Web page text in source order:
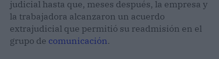
judicial hasta que, meses después, la empresa y
la trabajadora alcanzaron un acuerdo
extrajudicial que permitió su readmisión en el
grupo de comunicación.